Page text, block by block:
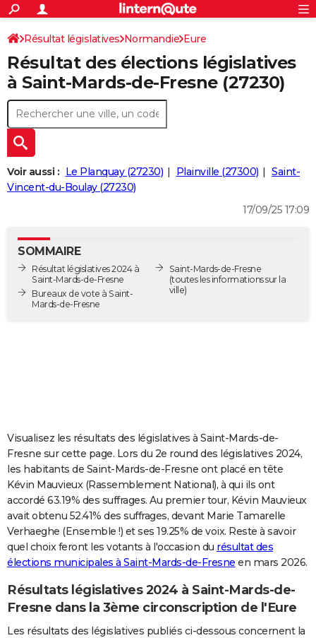
ACTUALITÉS
Politique
Société
Faits Divers
Education
Monde
Villes
+
SPORT
Coupe du monde 2026
Football
Tennis
Cyclisme
Rugby
Forum
CULTURE
Programme TV
TNT
Streaming
Cinéma
Sorties cinéma
Musique
+
FINANCE
Retraite
Impôts
Epargne
Immobilier
Risques naturels par ville
Banque
Assurance
Crédit
AUTO
Essais
Réserver un essai
Citadines
Berlines
SUV
Forum auto
+
HIGH-TECH
Mobiles
Meilleur smartphone
Internet
Ordinateurs
Jeux vidéo
Guide high-tech
+
BRICOLAGE
Guides de France
Escapades
Patrimoine
Expositions
Musées
Week-end nature
LIFESTYLE
Art de vivre
Bien-être
Loisirs
ModeModes de vie
SANTE
Alimentation
Guide de la santé
Maladies
Médicaments
Sommeil
VOYAGE
Carte de Noël
Carte Bonne année
Carte Saint-Valentin
Carte Pâques
Carte d'anniversaire
DICTIONNAIRE
Dictionnaire
Biographies
Citations
Expressions
Proverbes
COPAINS D'AVANT
S'inscrire
Se connecter
Lycées
Collèges
Primaires
Universités
Entreprises
Service militaire
Avis de recherche
AVIS DE DÉCÈS
FORUM
Bricolage
Lifestyle
Culture
Sport
Auto
Television
Voyage
Cinema
S'inscrire
Connexion
Résultat législatives Normandie Eure
3ème circonscription
Résultat des élections législatives
à Saint-Mards-de-Fresne (27230)
Voir aussi : Le Planquay (27230) Plainville (27300)
Saint-
Vincent-du-Boulay (27230)
17/09/25 17:09
SOMMAIRE
Résultat législatives 2024 à
Saint-Mards-de-Fresne
Bureaux de vote à Saint-
Mards-de-Fresne
Saint-Mards-de-Fresne
(toutes les informations sur la
ville)
Visualisez les résultats des législatives à Saint-Mards-de-
Fresne sur cette page. Lors du 2e round des législatives 2024,
les habitants de Saint-Mards-de-Fresne ont placé en tête
Kévin Mauvieux (Rassemblement National), à qui ils ont
accordé 63.19% des suffrages. Au premier tour, Kévin Mauvieux
avait obtenu 52.41% des suffrages, devant Marie Tamarelle
Verhaeghe (Ensemble !) et ses 19.25% de voix. Reste à savoir
quel choix feront les votants à l'occasion du résultat des
élections municipales à Saint-Mards-de-Fresne en mars 2026.
Résultats législatives 2024 à Saint-Mards-de-
Fresne dans la 3ème circonscription de l'Eure
Les résultats des législatives publiés ci-dessous concernent la